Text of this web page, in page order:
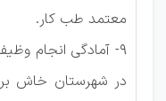
معتمد طب کار.
9- آمادگی انجام
در شهرستان خاش